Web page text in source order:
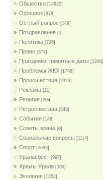
Общество [14922]
Официоз [978]
Острый вопрос [149]
Поздравления [5]
Политика [726]
Право [577]
Праздники, памятные даты [1266]
Проблемы ЖКХ [1746]
Проиcшествия [2323]
Реклама [21]
Религия [204]
Ретроспектива [340]
События [148]
Советы врача [0]
Социальные вопросы [1114]
Спорт [2693]
Ураласбест [997]
Храмы Урала [309]
Экология [1254]